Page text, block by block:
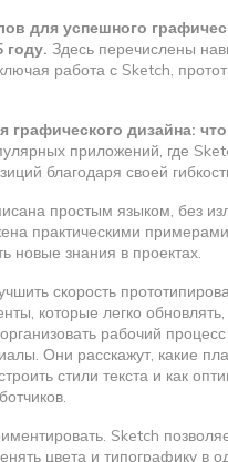
для успешного
году. Здесь перечислены
работа с Sketch,
графического дизайна:
приложений, где
благодаря своей
простым языком, без
практическими
новые знания в проектах.
скорость
которые легко
рабочий процесс
Они расскажут, какие
стили текста и как
Sketch
цвета и типографику в